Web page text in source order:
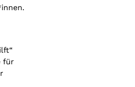
für